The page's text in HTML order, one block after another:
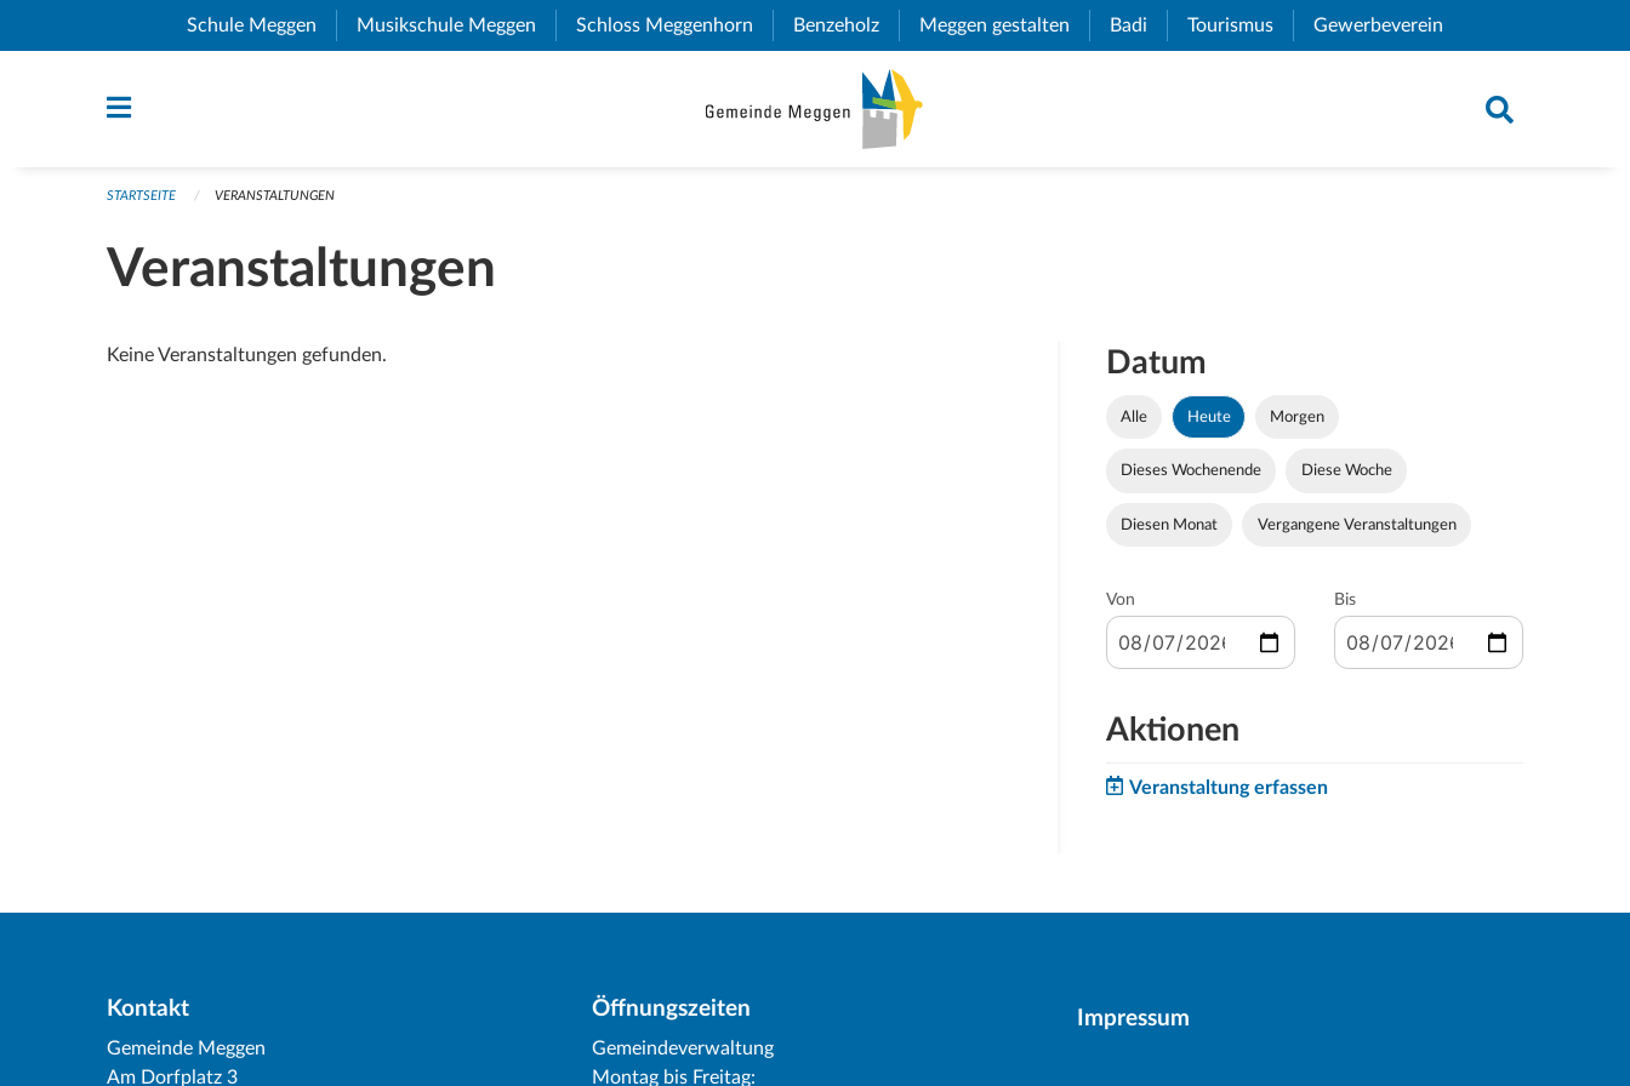
Navigation überspringen
Schule Meggen (External Link)
Musikschule Meggen (External Link)
Schloss Meggenhorn (External Link)
Benzeholz (External Link)
Meggen gestalten (External Link)
Badi (External Link)
Tourismus (External Link)
Gewerbeverein
STARTSEITE VERANSTALTUNGEN
Veranstaltungen
Keine Veranstaltungen gefunden. Datum
Alle Heute Morgen
Dieses Wochenende Diese Woche
Diesen Monat Vergangene Veranstaltungen
Von Bis
Aktionen
Veranstaltung erfassen
Kontakt
Gemeinde Meggen
Am Dorfplatz 3
Öffnungszeiten
Gemeindeverwaltung
Montag bis Freitag:
Impressum